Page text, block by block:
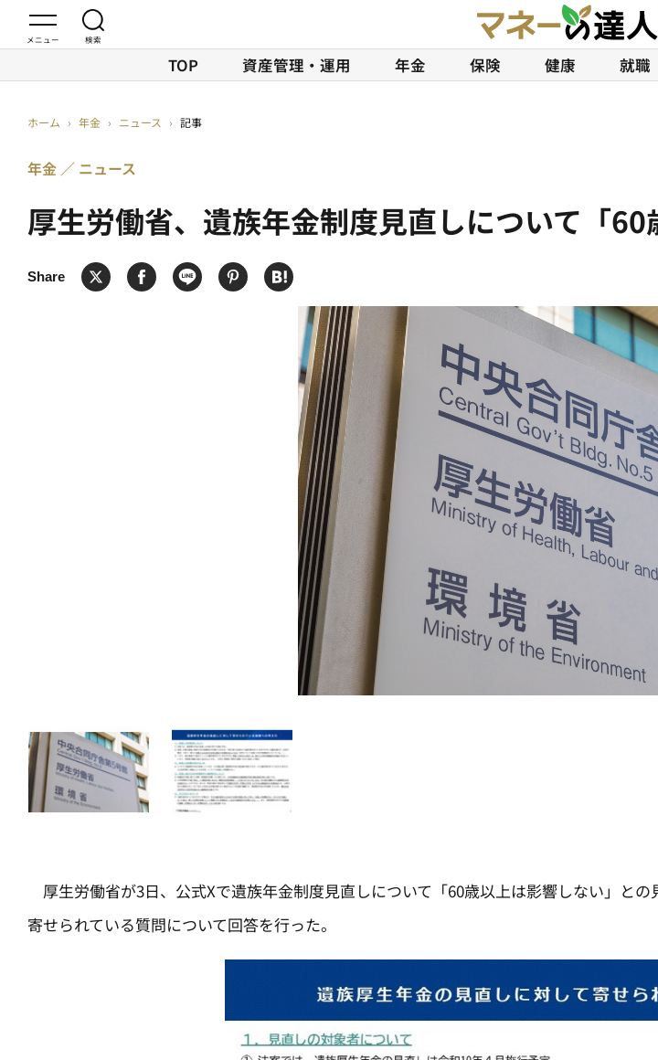
TOP 資産管理・運用 年金 保険 健康 就職
ホーム › 年金 › ニュース › 記事
厚生労働省、遺族年金制度見直しについて「
年金 ニュース
厚生労働省が3日、公式Xで遺族年金制度見直しについて「60歳以上は影響しない」と
寄せられている質問について回答を行った。